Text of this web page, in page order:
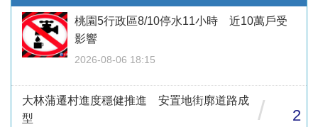
桃園5行政區8/10停水11小時 近10萬戶受
影響
2026-08-06 18:15
大林蒲遷村進度穩健推進 安置地街廓道路成
型
/ 2